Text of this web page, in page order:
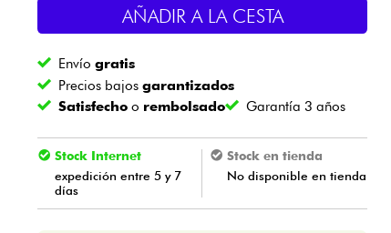
Vientos
Cables & Acces.
AÑADIR A LA CESTA
Envíogratis
Precios bajosgarantizados
Satisfecho o rembolsado Garantía 3 años
Stock Internet
expedición entre 5 y 7
días
Stock en tienda
No disponible en tienda